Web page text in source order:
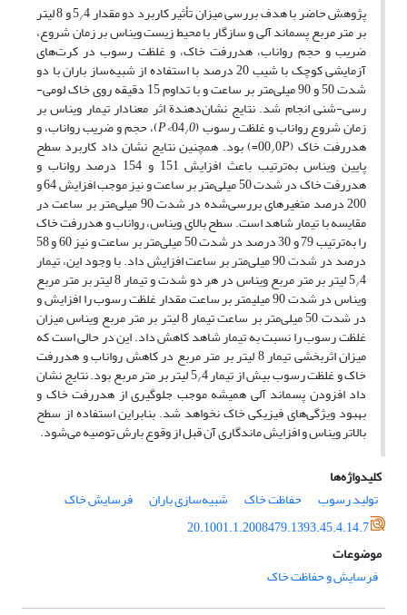
پژوهش حاضر با هدف بررسی میزان تأثیر کاربرد دو مقدار 5 / 4 و 8 لیتر
بر متر مربع پسماند آلی و سازگار با محیط زیست ویناس بر زمان شروع،
ضریب و حجم رواناب، هدررفت خاک، و غلظت رسوب در کرت‌های
آزمایشی کوچک با شیب 20 درصد با استفاده از شبیه‌ساز باران با دو
شدت 50 و 90 میلی‌متر بر ساعت و با تداوم 15 دقیقه روی خاک لومی-
رسی-شنی انجام شد. نتایج نشان‌دهندة اثر معنا‌دار تیمار ویناس بر
زمان شروع رواناب و غلظت رسوب (04 /0>
P)، حجم و ضریب رواناب، و
هدررفت خاک (00 /0P =) بود. همچنین نتایج نشان داد کاربرد سطح
پایین ویناس به‌ترتیب باعث افزایش 151 و 154 درصد رواناب و
هدررفت خاک در شدت 50 میلی‌متر بر ساعت و نیز موجب افزایش 64 و
200 درصد متغیرهای بررسی‌شده در شدت 90 میلی‌متر بر ساعت در
مقایسه با تیمار شاهد است. سطح بالای ویناس، رواناب و هدررفت خاک
را به‌ترتیب 79 و 30 درصد در شدت 50 میلی‌متر بر ساعت و نیز 60 و 58
درصد در شدت 90 میلی‌متر بر ساعت افزایش داد. با وجود این، تیمار
5/ 4 لیتر بر متر مربع ویناس در هر دو شدت و تیمار 8 لیتر بر متر مربع
ویناس در شدت 90 میلی‏متر بر ساعت مقدار غلظت رسوب را افزایش و
در شدت 50 میلی‌متر بر ساعت تیمار 8 لیتر بر متر مربع ویناس میزان
غلظت رسوب را نسبت به تیمار شاهد کاهش داد. این در حالی است که
میزان اثربخشی تیمار 8 لیتر بر متر مربع در کاهش رواناب و هدررفت
خاک و غلظت رسوب بیش از تیمار 5 / 4 لیتر بر متر مربع بود. نتایج نشان
داد افزودن پسماند آلی همیشه موجب جلوگیری از هدررفت خاک و
بهبود ویژگی‌های فیزیکی خاک نخواهد شد. بنابراین استفاده از سطح
بالاتر ویناس و افزایش ماندگاری آن قبل از وقوع بارش توصیه می‌شود.
کلیدواژه‌ها
تولید رسوب
حفاظت خاک شبیه‌سازی باران
فرسایش خاک
20.1001.1.2008479.1393.45.4.14.7
موضوعات
فرسایش و حفاظت خاک